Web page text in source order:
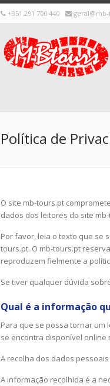
+351 291 700 440
Política de
O site mb-tours.pt
dados dos leitores do site
Por favor, leia o texto que se
tours.pt. O mb-tours.pt
reproduzem fielmente a
Se tiver qualquer dúvida
Qual é a informação
Para que se possa tornar um
se encontra disponível online
A recolha dos dados
A informação recolhida é a